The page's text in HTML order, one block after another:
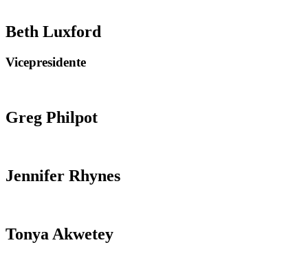
Beth Luxford
Vicepresidente
Greg Philpot
Jennifer Rhynes
Tonya Akwetey